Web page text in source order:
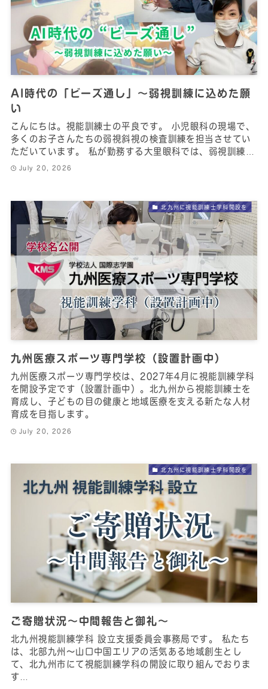
AI時代の「ビーズ通し」〜弱視訓練に込めた願
い
こんにちは。視能訓練士の平良です。 小児眼科の現場で、
多くのお子さんたちの弱視斜視の検査訓練を担当させてい
ただいています。 私が勤務する大里眼科では、弱視訓練…
July 20, 2026
北九州に視能訓練士学科開設を
九州医療スポーツ専門学校（設置計画中）
九州医療スポーツ専門学校は、2027年4月に視能訓練学科
を開設予定です（設置計画中）。北九州から視能訓練士を
育成し、子どもの目の健康と地域医療を支える新たな人材
育成を目指します。
July 20, 2026
北九州に視能訓練士学科開設を
ご寄贈状況～中間報告と御礼～
北九州視能訓練学科 設立支援委員会事務局です。 私たち
は、北部九州～山口中国エリアの活気ある地域創生とし
て、北九州市にて視能訓練学科の開設に取り組んでおりま
す…